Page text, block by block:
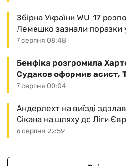
7 серпня 08:48
Збірна України WU-17
Лемешко зазнали поразки
7 серпня 00:04
Бенфіка розгромила
Судаков оформив асист,
6 серпня 22:59
Андерлехт на виїзді
Сікана на шляху до Ліги